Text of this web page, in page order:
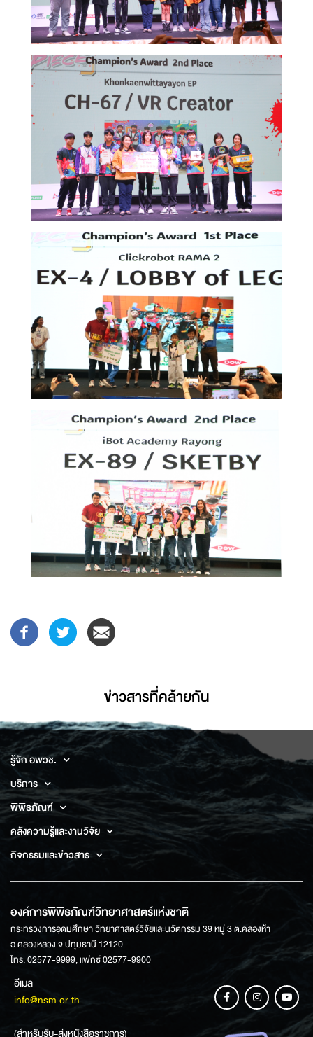
ข่าวสารที่่คล้ายกัน
รู้จัก อพวช.
บริการ
พิพิธภัณฑ์
คลังความรู้และงานวิจัย
กิจกรรมและข่าวสาร
องค์การพิพิธภัณฑ์วิทยาศาสตร์แห่งชาติ
กระทรวงการอุดมศึกษา วิทยาศาสตร์วิจัยและนวัตกรรม 39 หมู่ 3 ต.คลองห้า
อ.คลองหลวง จ.ปทุมธานี 12120
โทร: 02577-9999, แฟกซ์ 02577-9900
อีเมล
info@nsm.or.th
(สำหรับรับ-ส่งหนังสือราชการ)